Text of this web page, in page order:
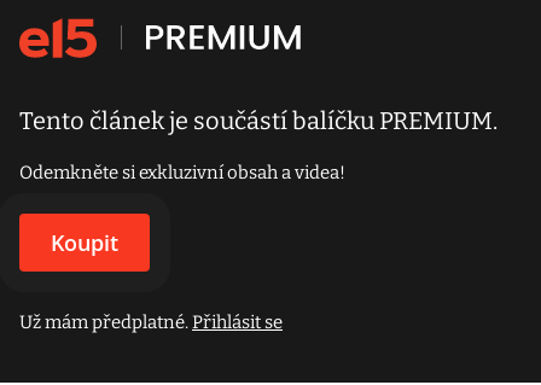
Tento článek je součástí balíčku PREMIUM.
Odemkněte si exkluzivní obsah a videa!
Koupit
Už mám předplatné.Přihlásit se